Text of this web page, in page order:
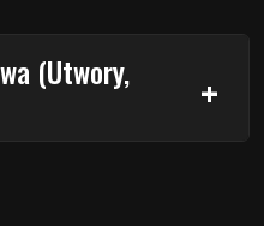
(Utwory,